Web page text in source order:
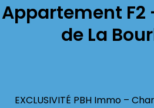
Appartement
de La
EXCLUSIVITÉ PBH Immo –